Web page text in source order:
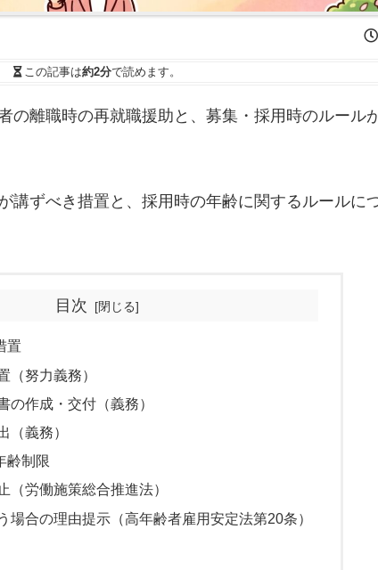
この記事は約2分で読めます。
の離職時の再就職援助と、募集・採用時のルール
講ずべき措置と、採用時の年齢に関するルールに
目次
置
（努力義務）
の作成・交付（義務）
（義務）
齢制限
（労働施策総合推進法）
場合の理由提示（高年齢者雇用安定法第20条）